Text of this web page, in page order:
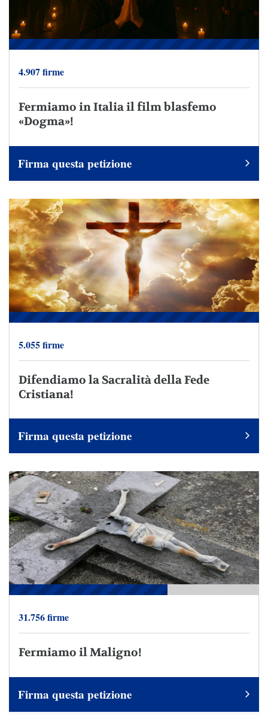
4.907 firme
Fermiamo in Italia il film blasfemo
«Dogma»!
Firma questa petizione
5.055 firme
Difendiamo la Sacralità della Fede
Cristiana!
Firma questa petizione
31.756 firme
Fermiamo il Maligno!
Firma questa petizione